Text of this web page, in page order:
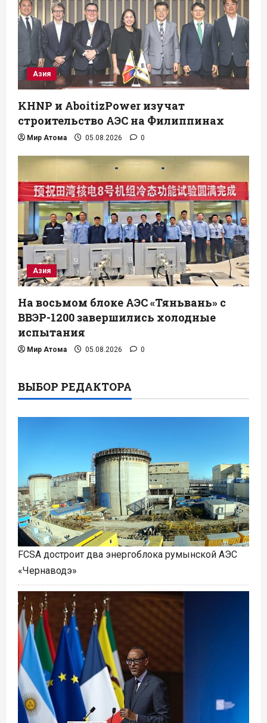
Азия
KHNP и AboitizPower изучат
строительство АЭС на Филиппинах
Мир Атома 05.08.2026 0
Азия
На восьмом блоке АЭС «Тяньвань» с
ВВЭР-1200 завершились холодные
испытания
Мир Атома 05.08.2026 0
ВЫБОР РЕДАКТОРА
FCSA достроит два энергоблока румынской АЭС
«Чернаводэ»